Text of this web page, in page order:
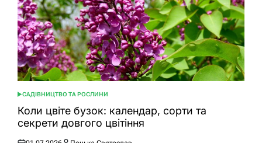
ОПУБЛІКУВАТИ
У
САДІВНИЦТВО ТА РОСЛИНИ
Коли цвіте бузок: календар, сорти та
секрети довгого цвітіння